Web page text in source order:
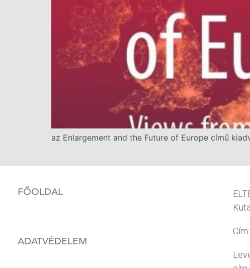
az Enlargement and the Future of Europe című
FŐOLDAL
ADATVÉDELEM
Cím: